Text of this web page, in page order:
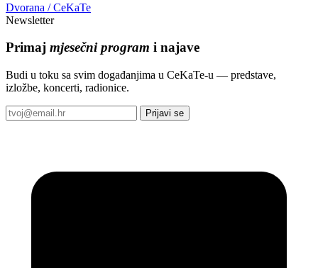
Dvorana / CeKaTe
Newsletter
Primaj mjesečni program i najave
Budi u toku sa svim događanjima u CeKaTe-u — predstave,
izložbe, koncerti, radionice.
Prijavi se